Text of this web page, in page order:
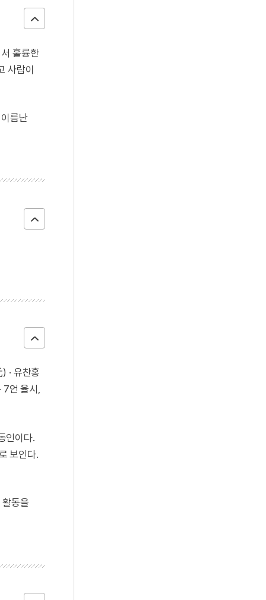
훌륭한
사람이
름난
· 유찬홍
7언 율시,
인이다.
보인다.
동을